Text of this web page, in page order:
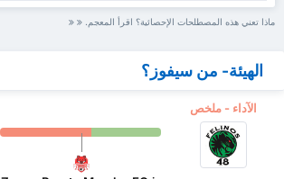
ماذا تعني هذه المصطلحات الإحصائية؟ اقرأ المعجم.
الهيئة- من سيفوز؟
الآداء - ملخص